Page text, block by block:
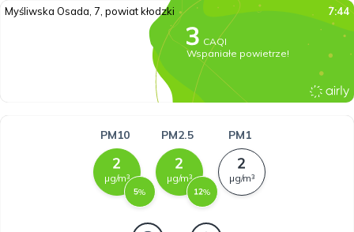
Myśliwska Osada, 7, powiat kłodzki 7:44
CAQI
Wspaniałe powietrze!
PM10
µg/m³
%
PM2.5
µg/m³
%
PM1
µg/m³